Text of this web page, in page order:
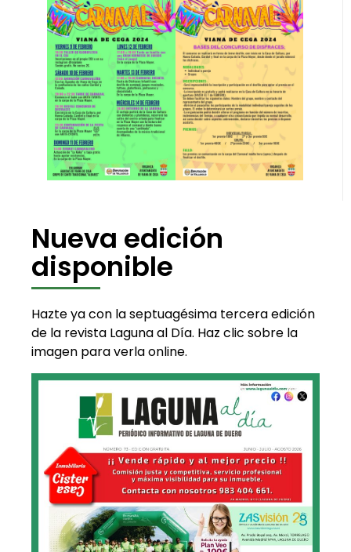
Nueva edición
disponible
Hazte ya con la septuagésima tercera edición
de la revista Laguna al Día. Haz clic sobre la
imagen para verla online.